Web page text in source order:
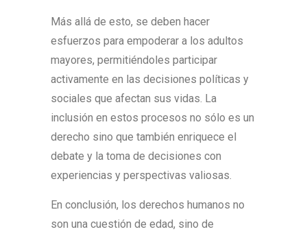
Más allá de esto, se deben hacer
esfuerzos para empoderar a los adultos
mayores, permitiéndoles participar
activamente en las decisiones políticas y
sociales que afectan sus vidas. La
inclusión en estos procesos no sólo es un
derecho sino que también enriquece el
debate y la toma de decisiones con
experiencias y perspectivas valiosas.
En conclusión, los derechos humanos no
son una cuestión de edad, sino de